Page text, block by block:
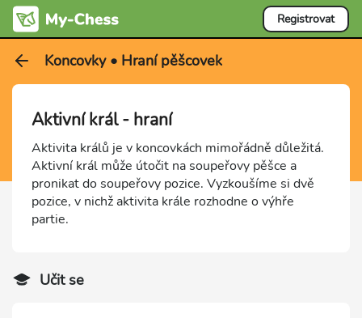
Registrovat
Koncovky • Hraní pěšcovek
Aktivní král - hraní
Aktivita králů je v koncovkách mimořádně důležitá.
Aktivní král může útočit na soupeřovy pěšce a
pronikat do soupeřovy pozice. Vyzkoušíme si dvě
pozice, v nichž aktivita krále rozhodne o výhře
partie.
Učit se